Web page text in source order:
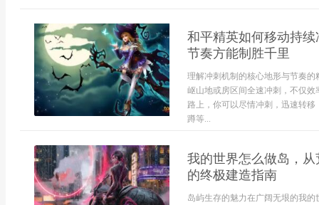
和平精英如何移动持
节奏方能制胜千里
理解冲刺机制的核心地形与节奏
岖山地或房区间全速冲刺，不仅
路上，你可以尽情冲刺，迅速转
蹲等...
我的世界怎么做岛，
的终极建造指南
岛屿生存的魅力在广阔无垠的我